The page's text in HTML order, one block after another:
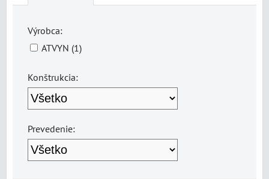
Výrobca:
ATVYN (1)
Konštrukcia:
Prevedenie: